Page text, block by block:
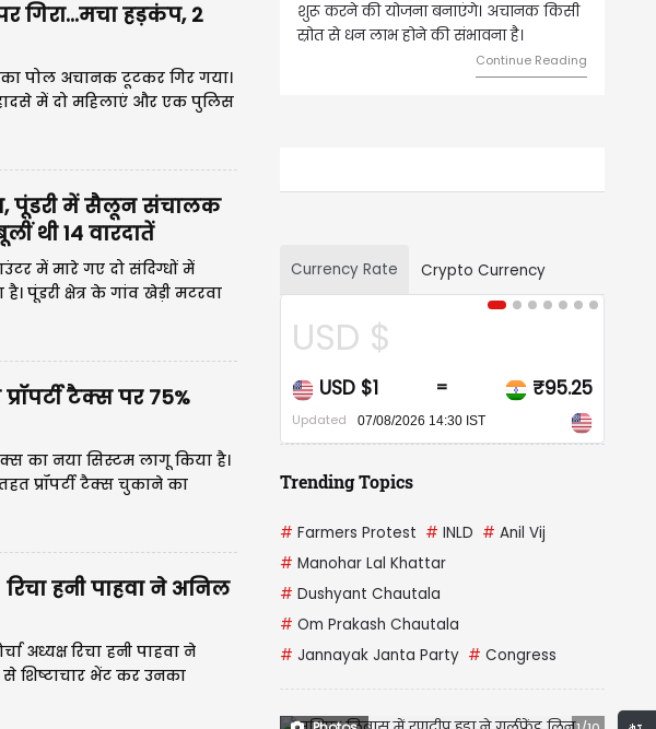
गिरा...मचा हड़कंप, 2
पोल अचानक टूटकर गिर गया।
में दो महिलाएं और एक पुलिस
पूंडरी में सैलून संचालक
थी 14 वारदातें
में मारे गए दो संदिग्धों में
पूंडरी क्षेत्र के गांव खेड़ी मटरवा
हत्थे चढ़ चुका था।
टैक्स पर 75%
का नया सिस्टम लागू किया है।
प्रॉपर्टी टैक्स चुकाने का
हनी पाहवा ने अनिल
अध्यक्ष रिचा हनी पाहवा ने
से शिष्टाचार भेंट कर उनका
भविष्य में बड़े फायदे हो सकते हैं। दांपत्य जीवन
में मधुरता बनी रहेगी।
Continue Reading
Currency Rate Crypto Currency
CAD $
CAD $1 = ₹67.93
Updated 07/08/2026 14:30 IST
Trending Topics
# Farmers Protest # INLD # Anil Vij
# Manohar Lal Khattar
# Dushyant Chautala
# Om Prakash Chautala
# Jannayak Janta Party # Congress